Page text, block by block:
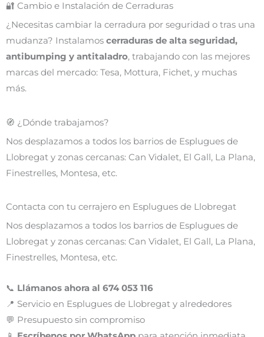
🔐 Cambio e Instalación de Cerraduras
¿Necesitas cambiar la cerradura por seguridad o tras una
mudanza? Instalamos cerraduras de alta seguridad,
antibumping y antitaladro, trabajando con las mejores
marcas del mercado: Tesa, Mottura, Fichet, y muchas
más.
🧭 ¿Dónde trabajamos?
Nos desplazamos a todos los barrios de Esplugues de
Llobregat y zonas cercanas: Can Vidalet, El Gall, La Plana,
Finestrelles, Montesa, etc.
Contacta con tu cerrajero en Esplugues de Llobregat
Nos desplazamos a todos los barrios de Esplugues de
Llobregat y zonas cercanas: Can Vidalet, El Gall, La Plana,
Finestrelles, Montesa, etc.
📞 Llámanos ahora al 674 053 116
📍 Servicio en Esplugues de Llobregat y alrededores
💬 Presupuesto sin compromiso